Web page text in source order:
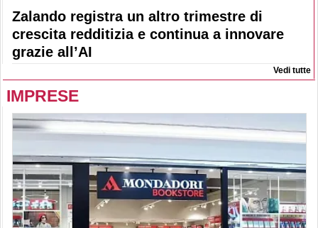
Zalando registra un altro trimestre di
crescita redditizia e continua a innovare
grazie all’AI
Vedi tutte
IMPRESE